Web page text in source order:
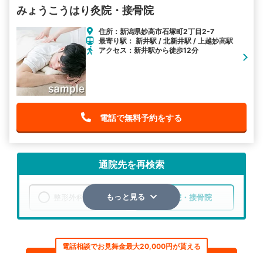
みょうこうはり灸院・接骨院
住所：新潟県妙高市石塚町2丁目2-7
最寄り駅： 新井駅 / 北新井駅 / 上越妙高駅
アクセス：新井駅から徒歩12分
電話で無料予約をする
通院先を再検索
整形外科 整骨院・接骨院
もっと見る
電話相談でお見舞金最大20,000円が貰える